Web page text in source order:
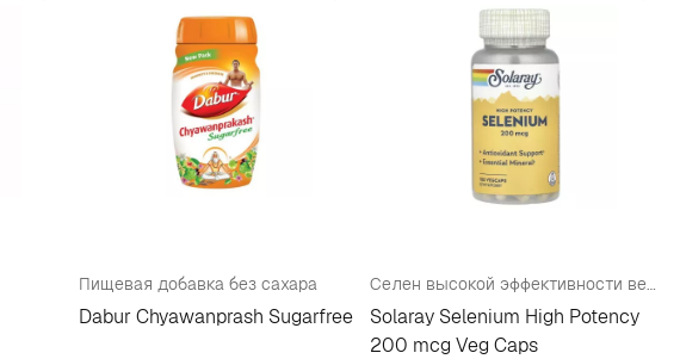
Пищевая добавка без сахара
Dabur Chyawanprash Sugarfree
Селен высокой эффективности веганские капсулы флакон
Solaray Selenium High Potency
200 mcg Veg Caps